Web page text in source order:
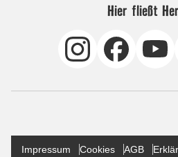
Hier fließt
Impressum Cookies AGB